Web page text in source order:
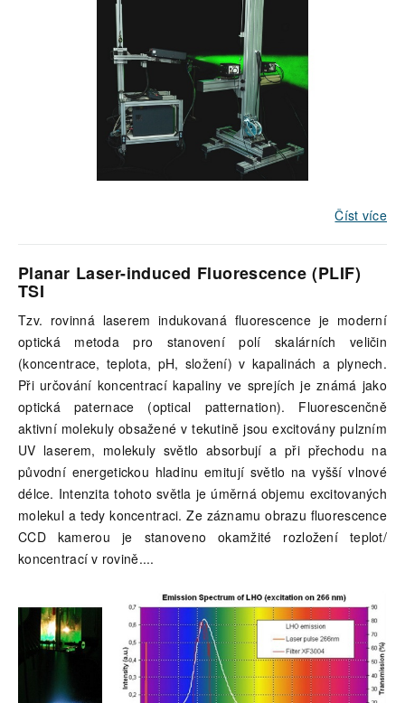
Číst více
Planar Laser-induced Fluorescence (PLIF)
TSI
Tzv. rovinná laserem indukovaná fluorescence je moderní
optická metoda pro stanovení polí skalárních veličin
(koncentrace, teplota, pH, složení) v kapalinách a plynech.
Při určování koncentrací kapaliny ve sprejích je známá jako
optická paternace (optical patternation). Fluorescenčně
aktivní molekuly obsažené v tekutině jsou excitovány pulzním
UV laserem, molekuly světlo absorbují a při přechodu na
původní energetickou hladinu emitují světlo na vyšší vlnové
délce. Intenzita tohoto světla je úměrná objemu excitovaných
molekul a tedy koncentraci. Ze záznamu obrazu fluorescence
CCD kamerou je stanoveno okamžité rozložení teplot/
koncentrací v rovině....